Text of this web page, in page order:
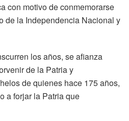
con motivo de conmemorarse
de la Independencia Nacional y
los años, se afianza
de la Patria y
de quienes hace 175 años,
a forjar la Patria que